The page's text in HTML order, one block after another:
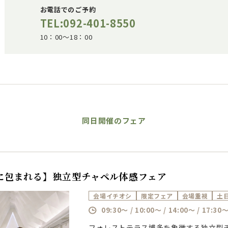
お電話でのご予約
TEL:092-401-8550
10：00～18：00
同日開催のフェア
包まれる】独立型チャペル体感フェア
会場イチオシ 限定フェア 会場重視 土
09:30～ / 10:00～ / 14:00～ / 17:30～